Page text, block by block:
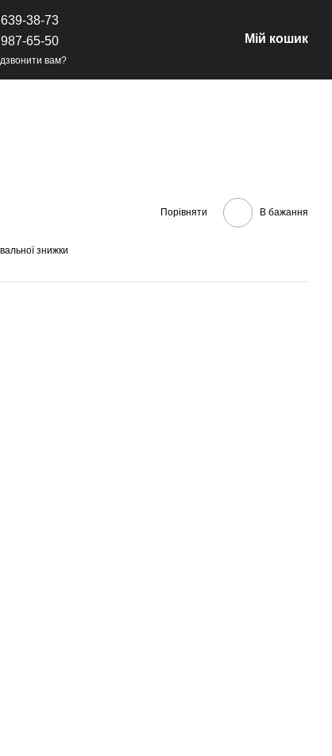
38-73
65-50
вам?
Мій кошик
Порівняти В бажання
знижки